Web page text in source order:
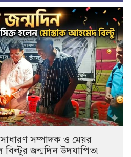
সম্পাদক ও মেয়র
বিল্টুর জন্মদিন উদযাপিত৷